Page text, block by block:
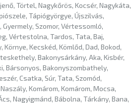
Törtel, Nagykőrös, Kocsér, Nagykáta,
Tápiógyörgye, Újszilvás,
Szomor, Vértessomló,
Vértestolna, Tardos, Tata, Baj,
Kecskéd, Kömlőd, Dad, Bokod,
Bakonysárkány, Aka, Kisbér,
Bársonyos, Bakonyszombathely,
Csatka, Súr, Tata, Szomód,
Komárom, Komárom, Mocsa,
Nagyigmánd, Bábolna, Tárkány, Bana,